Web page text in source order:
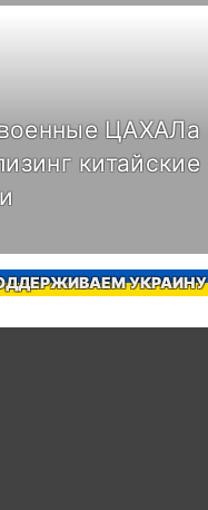
ЦАХАЛа
китайские
УКРАИНУ